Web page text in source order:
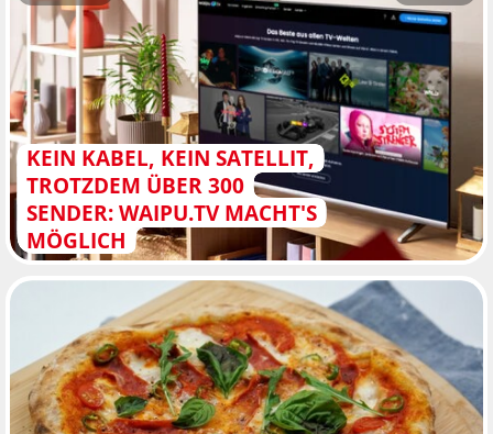
KEIN KABEL, KEIN SATELLIT,
TROTZDEM ÜBER 300
SENDER: WAIPU.TV MACHT'S
MÖGLICH